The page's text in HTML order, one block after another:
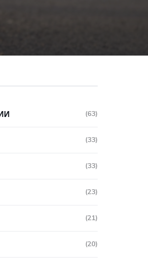
(63)
(33)
(33)
(23)
(21)
(20)